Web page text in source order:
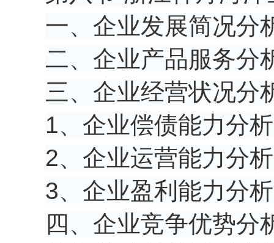
一、企业发展简况分
二、企业产品服务分
三、企业经营状况分
1、企业偿债能力分析
2、企业运营能力分析
3、企业盈利能力分析
四、企业竞争优势分